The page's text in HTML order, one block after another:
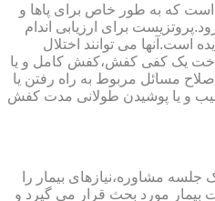
که به طور خاص برای پاها و
برای ارزیابی اندام
است.آنها می توانند اختلال
یک کفی کفش،کفش کامل و یا
مسائل مربوط به راه رفتن یا
و یا پوشیدن طولانی مدت کفش
جلسه مشاوره،نیازهای بیمار را
بیمار مورد بحث قرار می گیرد و